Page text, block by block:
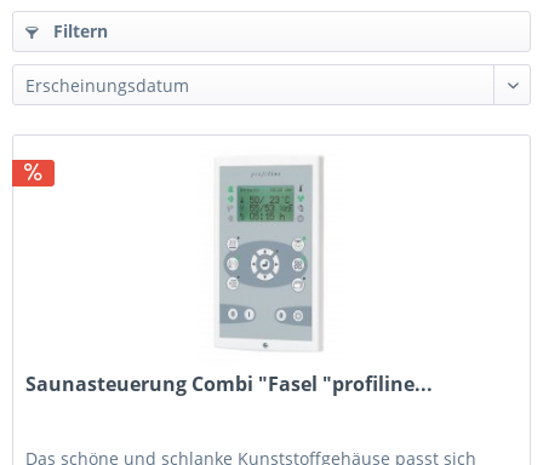
Filtern
Saunasteuerung Combi "Fasel "profiline...
Das schöne und schlanke Kunststoffgehäuse passt sich